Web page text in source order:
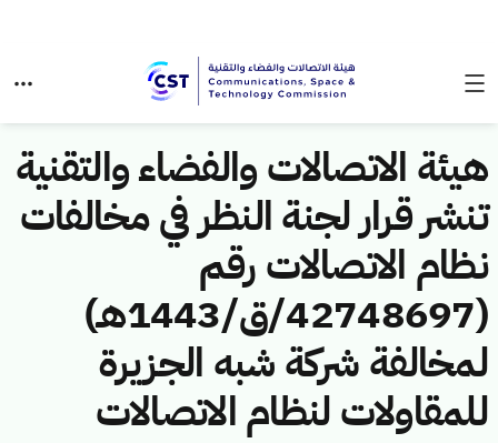
هيئة الاتصالات والفضاء والتقنية
تنشر قرار لجنة النظر في مخالفات
نظام الاتصالات رقم
(42748697/ق/1443هـ)
لمخالفة شركة شبه الجزيرة
للمقاولات لنظام الاتصالات